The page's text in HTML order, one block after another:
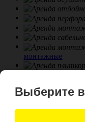
монтажные
машины
Выберите